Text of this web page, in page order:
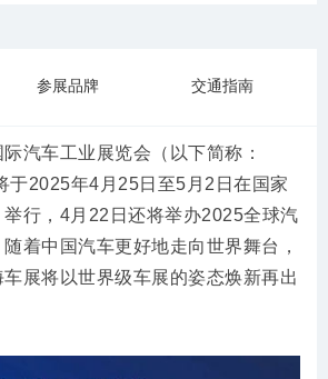
参展品牌 交通指南
汽车工业展览会（以下简称：
于2025年4月25日至5月2日在国家
行，4月22日还将举办2025全球汽
着中国汽车更好地走向世界舞台，
展将以世界级车展的姿态焕新再出